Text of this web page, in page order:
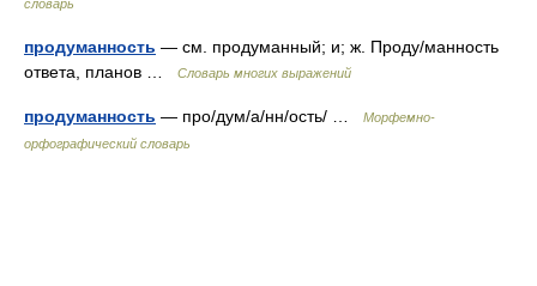
словарь
продуманность — см. продуманный; и; ж. Проду/манность
ответа, планов …
Словарь многих выражений
продуманность — про/дум/а/нн/ость/ …
Морфемно-
орфографический словарь